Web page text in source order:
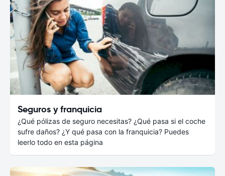
Seguros y franquicia
¿Qué pólizas de seguro necesitas? ¿Qué pasa si el coche
sufre daños? ¿Y qué pasa con la franquicia? Puedes
leerlo todo en esta página